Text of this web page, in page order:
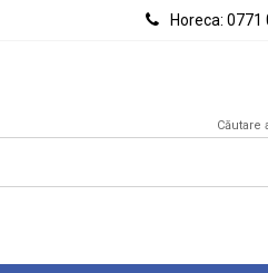
 Horeca: 0771
Căutare